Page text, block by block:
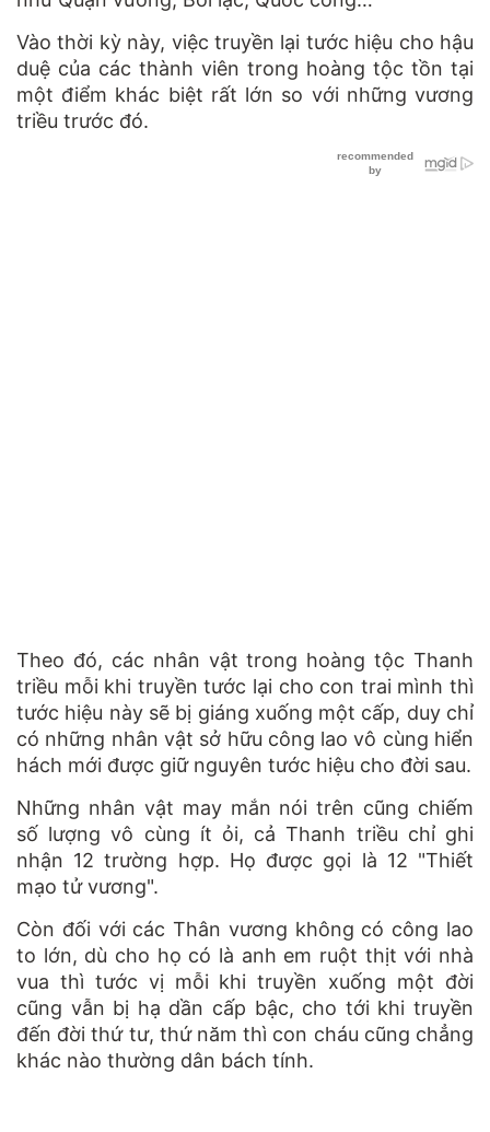
Vào thời kỳ này, việc truyền lại tước hiệu cho hậu
duệ của các thành viên trong hoàng tộc tồn tại
một điểm khác biệt rất lớn so với những vương
triều trước đó.
Theo đó, các nhân vật trong hoàng tộc Thanh
triều mỗi khi truyền tước lại cho con trai mình thì
tước hiệu này sẽ bị giáng xuống một cấp, duy chỉ
có những nhân vật sở hữu công lao vô cùng hiển
hách mới được giữ nguyên tước hiệu cho đời sau.
Những nhân vật may mắn nói trên cũng chiếm
số lượng vô cùng ít ỏi, cả Thanh triều chỉ ghi
nhận 12 trường hợp. Họ được gọi là 12 "Thiết
mạo tử vương".
Còn đối với các Thân vương không có công lao
to lớn, dù cho họ có là anh em ruột thịt với nhà
vua thì tước vị mỗi khi truyền xuống một đời
cũng vẫn bị hạ dần cấp bậc, cho tới khi truyền
đến đời thứ tư, thứ năm thì con cháu cũng chẳng
khác nào thường dân bách tính.